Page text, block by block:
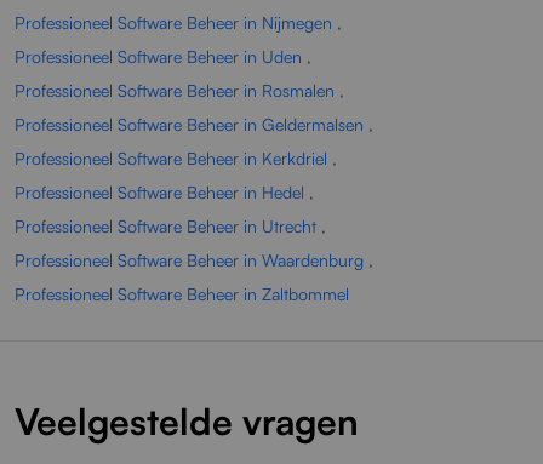
Professioneel Software Beheer in Nijmegen ,
Professioneel Software Beheer in Uden ,
Professioneel Software Beheer in Rosmalen ,
Professioneel Software Beheer in Geldermalsen ,
Professioneel Software Beheer in Kerkdriel ,
Professioneel Software Beheer in Hedel ,
Professioneel Software Beheer in Utrecht ,
Professioneel Software Beheer in Waardenburg ,
Professioneel Software Beheer in Zaltbommel
Veelgestelde vragen